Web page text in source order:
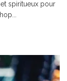
spiritueux pour
...